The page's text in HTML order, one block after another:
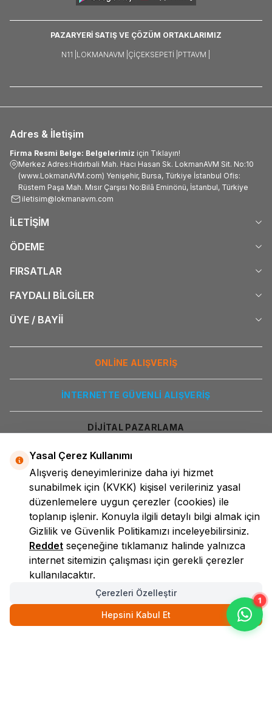
1
PAZARYERİ SATIŞ VE ÇÖZÜM ORTAKLARIMIZ
N11 | LOKMANAVM | ÇIÇEKSEPETI | PTTAVM |
Adres & İletişim
Firma Resmi Belge: Belgelerimiz için Tıklayın!
Merkez Adres:Hıdırbali Mah. Hacı Hasan Sk. LokmanAVM Sit. No:10
(www.LokmanAVM.com) Yenişehir, Bursa, Türkiye İstanbul Ofis:
Rüstem Paşa Mah. Mısır Çarşısı No:Bilâ Eminönü, İstanbul, Türkiye
iletisim@lokmanavm.com
İLETİŞİM
ÖDEME
FIRSATLAR
FAYDALI BİLGİLER
ÜYE / BAYİİ
ONLİNE ALIŞVERİŞ
İNTERNETTE GÜVENLİ ALIŞVERİŞ
DİJİTAL PAZARLAMA
LokmanAVM
Yasal Çerez Kullanımı
Alışveriş deneyimlerinize daha iyi hizmet
sunabilmek için (KVKK) kişisel verileriniz yasal
düzenlemelere uygun çerezler (cookies) ile
toplanıp işlenir. Konuyla ilgili detaylı bilgi almak için
Gizlilik ve Güvenlik Politikamızı inceleyebilirsiniz.
Reddet seçeneğine tıklamanız halinde yalnızca
internet sitemizin çalışması için gerekli çerezler
kullanılacaktır.
Çerezleri Özelleştir
Hepsini Kabul Et